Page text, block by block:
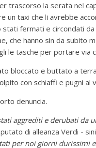
trascorso la serata nel
un taxi che li avrebbe
fermati e circondati
che hanno sin da subito
le tasche per portare via
bloccato e buttato a
con schiaffi e pugni al
denuncia.
aggrediti e derubati da
di alleanza Verdi -
per noi giorni durissimi